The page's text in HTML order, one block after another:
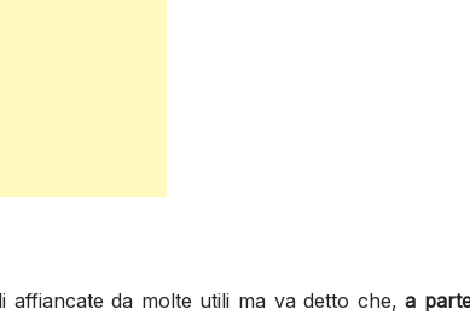
affiancate da molte utili ma va detto che,a